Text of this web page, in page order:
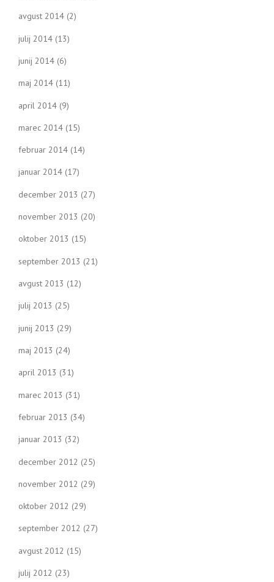
avgust 2014 (2)
julij 2014 (13)
junij 2014 (6)
maj 2014 (11)
april 2014 (9)
marec 2014 (15)
februar 2014 (14)
januar 2014 (17)
december 2013 (27)
november 2013 (20)
oktober 2013 (15)
september 2013 (21)
avgust 2013 (12)
julij 2013 (25)
junij 2013 (29)
maj 2013 (24)
april 2013 (31)
marec 2013 (31)
februar 2013 (34)
januar 2013 (32)
december 2012 (25)
november 2012 (29)
oktober 2012 (29)
september 2012 (27)
avgust 2012 (15)
julij 2012 (23)